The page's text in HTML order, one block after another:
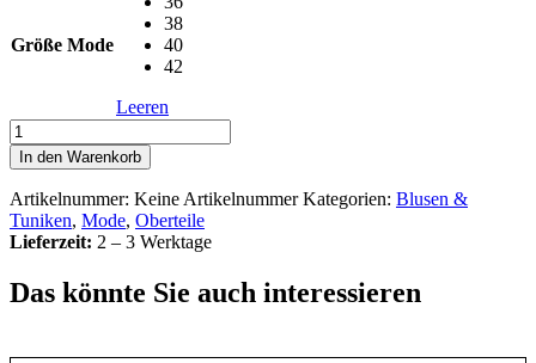
Größe Mode
38
40
42
Leeren
Langarm
Wickelbluse
mit
Muster
Menge
In den Warenkorb
Artikelnummer: Keine ArtikelnummerKategorien: Blusen &
Tuniken, Mode, Oberteile
Lieferzeit: 2 – 3 Werktage
Das könnte Sie auch interessieren